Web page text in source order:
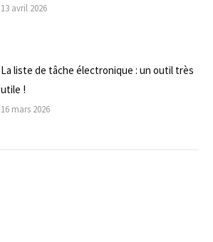
13 avril 2026
La liste de tâche électronique : un outil très
utile !
16 mars 2026